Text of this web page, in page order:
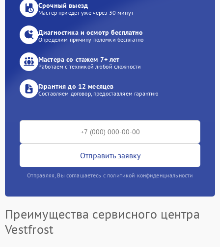
Срочный выезд
Мастер приедет уже через 30 минут
Диагностика и осмотр бесплатно
Определим причину поломки бесплатно
Мастера со стажем 7+ лет
Работаем с техникой любой сложности
Гарантия до 12 месяцев
Составляем договор, предоставляем гарантию
Отправить заявку
Отправляя, Вы соглашаетесь с политикой конфиденциальности
Преимущества сервисного центра
Vestfrost